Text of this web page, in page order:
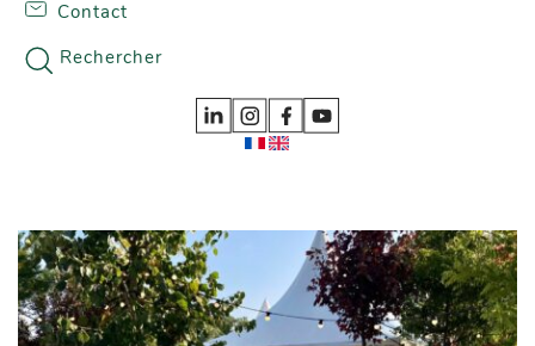
Skip to content
Contact
Rechercher